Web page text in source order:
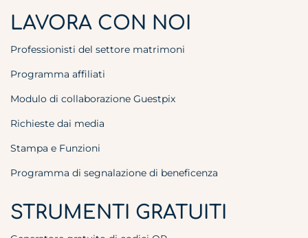
LAVORA CON NOI
Professionisti del settore matrimoni
Programma affiliati
Modulo di collaborazione Guestpix
Richieste dai media
Stampa e Funzioni
Programma di segnalazione di beneficenza
STRUMENTI GRATUITI